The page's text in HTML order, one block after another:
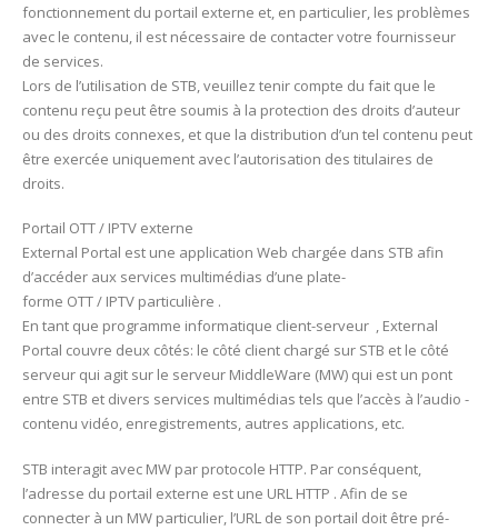
fonctionnement du portail externe et, en particulier, les problèmes
avec le contenu, il est nécessaire de contacter votre fournisseur
de services.
Lors de l’utilisation de STB, veuillez tenir compte du fait que le
contenu reçu peut être soumis à la protection des droits d’auteur
ou des droits connexes, et que la distribution d’un tel contenu peut
être exercée uniquement avec l’autorisation des titulaires de
droits.
Portail OTT / IPTV externe
External Portal est une application Web chargée dans STB afin
d’accéder aux services multimédias d’une plate-
forme OTT / IPTV particulière .
En tant que programme informatique client-serveur , External
Portal couvre deux côtés: le côté client chargé sur STB et le côté
serveur qui agit sur le serveur MiddleWare (MW) qui est un pont
entre STB et divers services multimédias tels que l’accès à l’audio -
contenu vidéo, enregistrements, autres applications, etc.
STB interagit avec MW par protocole HTTP. Par conséquent,
l’adresse du portail externe est une URL HTTP . Afin de se
connecter à un MW particulier, l’URL de son portail doit être pré-